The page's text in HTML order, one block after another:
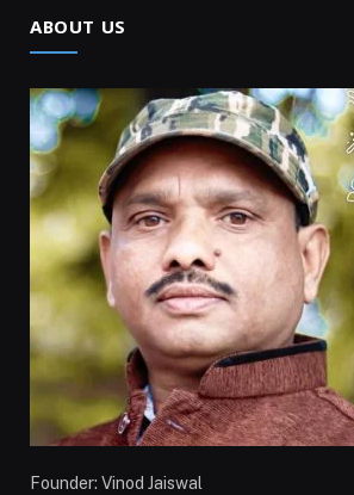
ABOUT US
Founder: Vinod Jaiswal